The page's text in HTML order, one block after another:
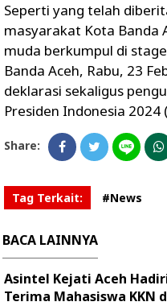
Seperti yang telah
masyarakat Kota Banda
muda berkumpul di
Banda Aceh, Rabu, 23
deklarasi sekaligus
Presiden Indonesia 2024
Share:
Tag Terkait: #News
BACA LAINNYA
Asintel Kejati Aceh
Terima Mahasiswa KKN